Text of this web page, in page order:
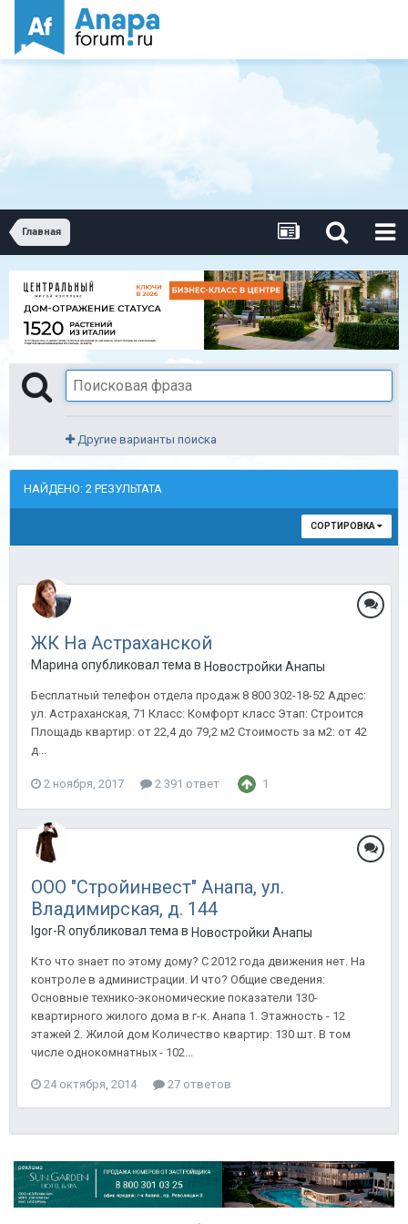
Главная
Другие варианты поиска
НАЙДЕНО: 2 РЕЗУЛЬТАТА
СОРТИРОВКА
ЖК На Астраханской
Марина опубликовал тема в Новостройки Анапы
Бесплатный телефон отдела продаж 8 800 302-18-52 Адрес:
ул. Астраханская, 71 Класс: Комфорт класс Этап: Строится
Площадь квартир: от 22,4 до 79,2 м2 Стоимость за м2: от 42
д...
2 ноября, 2017 2 391 ответ 1
ООО "Стройинвест" Анапа, ул.
Владимирская, д. 144
Igor-R опубликовал тема в Новостройки Анапы
Кто что знает по этому дому? С 2012 года движения нет. На
контроле в администрации. И что? Общие сведения:
Основные технико-экономические показатели 130-
квартирного жилого дома в г-к. Анапа 1. Этажность - 12
этажей 2. Жилой дом Количество квартир: 130 шт. В том
числе однокомнатных - 102...
24 октября, 2014 27 ответов